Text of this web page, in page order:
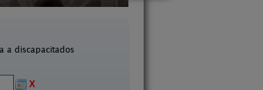
a discapacitados
X